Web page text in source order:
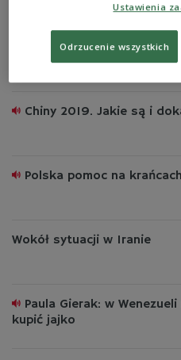
Czwarta siła, czyli
Chiny 2019. Jakie są i
Polska pomoc na
Wokół sytuacji w Iranie
Paula Gierak: w
kupić jajko
Ustawienia
Odrzucenie wszystkich